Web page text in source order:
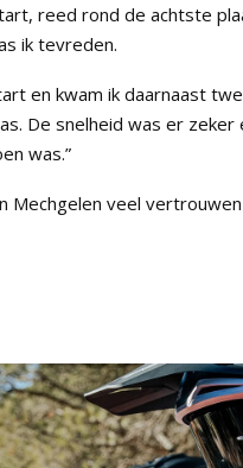
reed rond de achtste
ik tevreden.
en kwam ik daarnaast
De snelheid was er
was.”
Mechgelen veel